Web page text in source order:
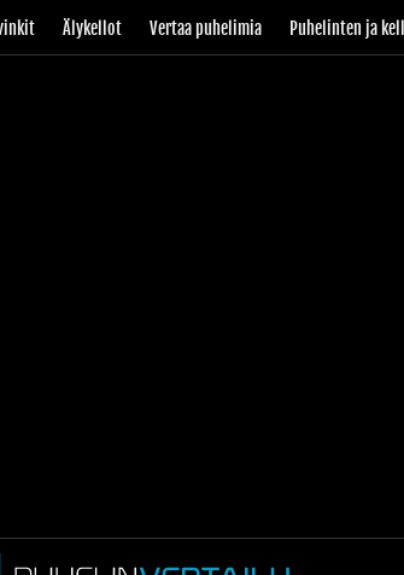
Älykellot Vertaa puhelimia Puhelinten ja